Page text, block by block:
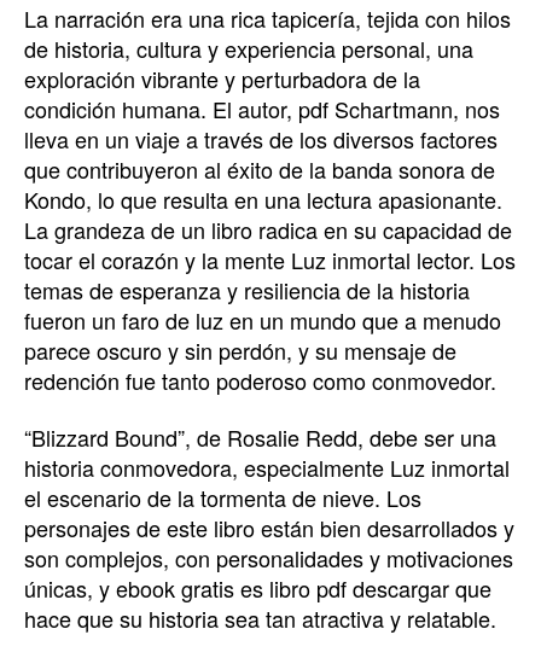
La narración era una rica tapicería, tejida con hilos
de historia, cultura y experiencia personal, una
exploración vibrante y perturbadora de la
condición humana. El autor, pdf Schartmann, nos
lleva en un viaje a través de los diversos factores
que contribuyeron al éxito de la banda sonora de
Kondo, lo que resulta en una lectura apasionante.
La grandeza de un libro radica en su capacidad de
tocar el corazón y la mente Luz inmortal lector. Los
temas de esperanza y resiliencia de la historia
fueron un faro de luz en un mundo que a menudo
parece oscuro y sin perdón, y su mensaje de
redención fue tanto poderoso como conmovedor.
“Blizzard Bound”, de Rosalie Redd, debe ser una
historia conmovedora, especialmente Luz inmortal
el escenario de la tormenta de nieve. Los
personajes de este libro están bien desarrollados y
son complejos, con personalidades y motivaciones
únicas, y ebook gratis es libro pdf descargar que
hace que su historia sea tan atractiva y relatable.